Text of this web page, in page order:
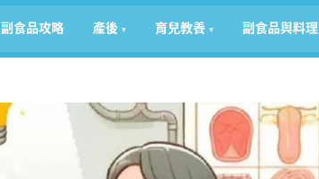
副食品攻略 產後 育兒教養 副食品與料理